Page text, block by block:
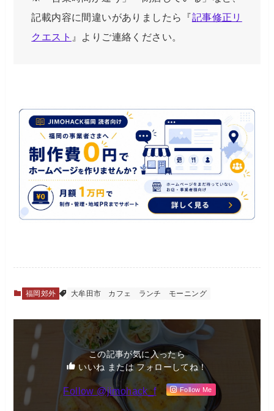
記載内容に間違いがありましたら『記事修正リ
クエスト 』よりご連絡ください。
福岡郊外 大牟田市 カフェ ランチ モーニング
この記事が気に入ったら
いいね または フォローしてね！
Follow @jimohack_f Follow Me